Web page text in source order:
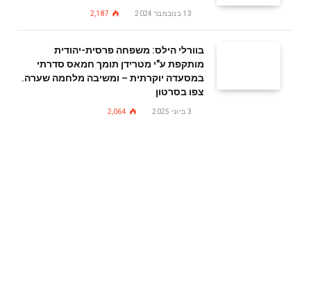
13 בנובמבר 2024 2,187
בוורלי הילס: משפחה פרסית-יהודית
מותקפת ע"י מטרידן תומך חמאס סדרתי
במסעדה יוקרתית – ומשיבה מלחמה שערה.
צפו בסרטון
3 ביוני 2025 2,064